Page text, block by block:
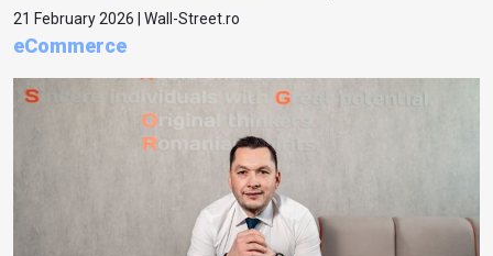
21 February 2026 | Wall-Street.ro
eCommerce